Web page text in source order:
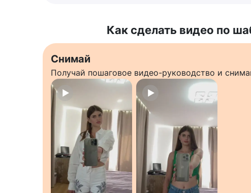
Как сделать видео по
Снимай
Получай пошаговое видео-руководство и